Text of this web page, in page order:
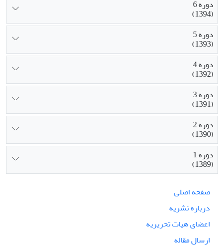
دوره 6
(1394)
دوره 5
(1393)
دوره 4
(1392)
دوره 3
(1391)
دوره 2
(1390)
دوره 1
(1389)
صفحه اصلی
درباره نشریه
اعضای هیات تحریریه
ارسال مقاله